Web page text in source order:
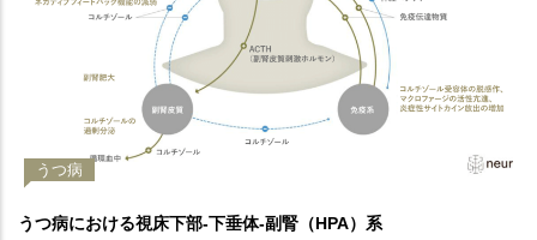
うつ病
うつ病における視床下部-下垂体-副腎（HPA）系